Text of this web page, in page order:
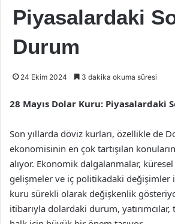
Piyasalardaki
Durum
24 Ekim 2024 3 dakika okuma süresi
28 Mayıs Dolar Kuru: Piyasalardaki
Son yıllarda döviz kurları, özellikle de
ekonomisinin en çok tartışılan
alıyor. Ekonomik dalgalanmalar,
gelişmeler ve iç politikadaki değişimler
kuru sürekli olarak değişkenlik
itibarıyla dolardaki durum,